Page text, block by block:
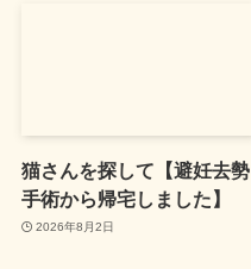
猫さんを探して【避妊去勢
手術から帰宅しました】
2026年8月2日